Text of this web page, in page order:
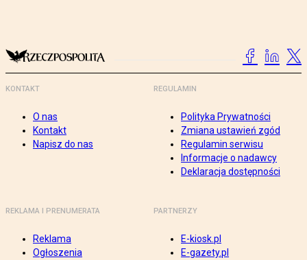
KONTAKT
O nas
Kontakt
Napisz do nas
REGULAMIN
Polityka Prywatności
Zmiana ustawień zgód
Regulamin serwisu
Informacje o nadawcy
Deklaracja dostępności
REKLAMA I PRENUMERATA
Reklama
Ogłoszenia
PARTNERZY
E-kiosk.pl
E-gazety.pl